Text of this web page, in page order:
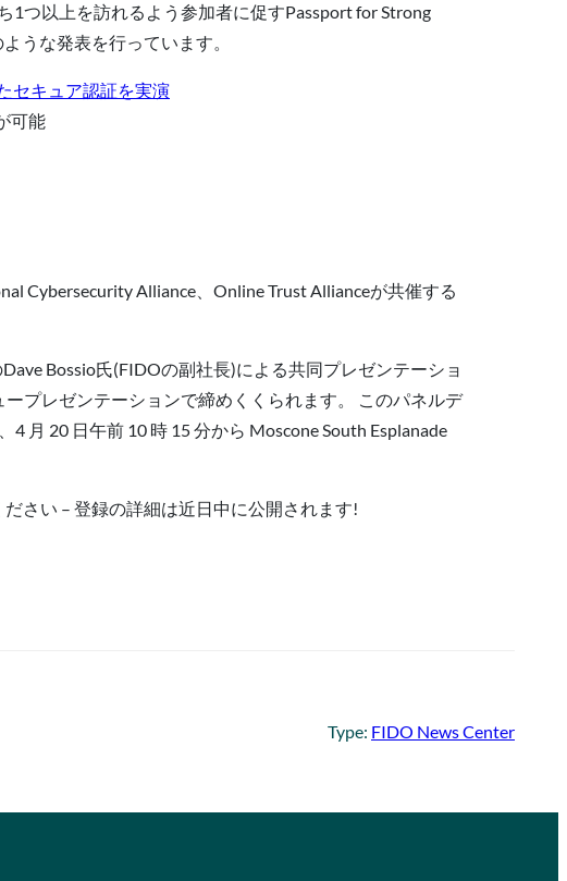
1つ以上を訪れるよう参加者に促すPassport for Strong
うな発表を行っています。
セキュア認証を実演
可能
Cybersecurity Alliance、Online Trust Allianceが共催する
Bossio氏(FIDOの副社長)による共同プレゼンテーショ
プレゼンテーションで締めくくられます。 このパネルデ
月 20 日午前 10 時 15 分から Moscone South Esplanade
さい – 登録の詳細は近日中に公開されます!
Type: FIDO News Center